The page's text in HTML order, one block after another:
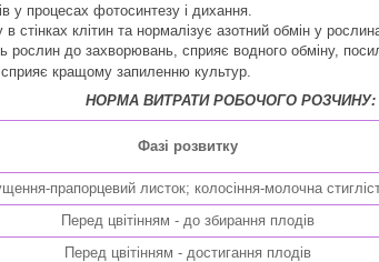
у процесах фотосинтезу і дихання.
стінках клітин та нормалізує азотний обмін у
рослин до захворювань, сприяє водного обміну,
кращому запиленню культур.
НОРМА ВИТРАТИ РОБОЧОГО РОЗЧИНУ:
Фазі розвитку
прапорцевий листок; колосіння-молочна
Перед цвітінням - до збирання плодів
Перед цвітінням - достигання плодів